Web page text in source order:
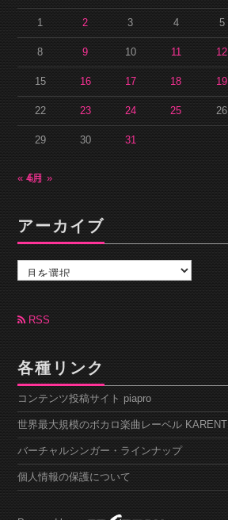
1 2 3 4 5
8 9 10 11 12
15 16 17 18 19
22 23 24 25 26
29 30 31
« 4月6月 »
アーカイブ
カ
ブ RSS
各種リンク
コンテンツ投稿サイト piapro
世界最大規模のボカロ楽曲レーベル KARENT
バーチャルシンガー・ラインナップ
個人情報の保護について